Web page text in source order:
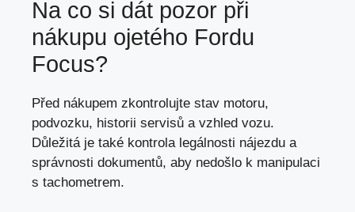
Na co si dát pozor při
nákupu ojetého Fordu
Focus?
Před nákupem zkontrolujte stav motoru,
podvozku, historii servisů a vzhled vozu.
Důležitá je také kontrola legálnosti nájezdu a
správnosti dokumentů, aby nedošlo k manipulaci
s tachometrem.